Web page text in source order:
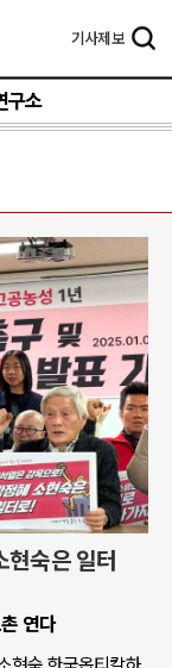
기사제보
구소
현숙은 일터
연다